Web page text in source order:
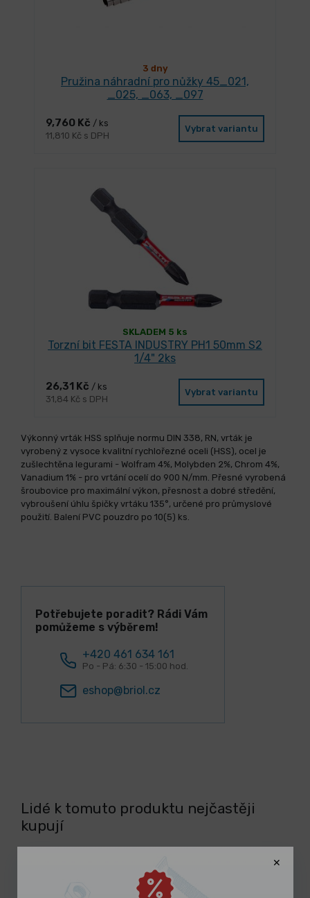
3 dny
Pružina náhradní pro nůžky 45_021,
_025, _063, _097
9,760 Kč / ks
11,810 Kč s DPH
Vybrat variantu
SKLADEM 5 ks
Torzní bit FESTA INDUSTRY PH1 50mm S2
1/4" 2ks
26,31 Kč / ks
31,84 Kč s DPH
Vybrat variantu
Výkonný vrták HSS splňuje normu DIN 338, RN, vrták je
vyrobený z vysoce kvalitní rychlořezné oceli (HSS), ocel je
zušlechtěna legurami - Wolfram 4%, Molybden 2%, Chrom 4%,
Vanadium 1% - pro vrtání ocelí do 900 N/mm. Přesné vyrobená
šroubovice pro maximální výkon, přesnost a dobré středění,
vybroušení úhlu špičky vrtáku 135°, určené pro průmyslové
použití. Balení PVC pouzdro po 10(5) ks.
Potřebujete poradit? Rádi Vám
pomůžeme s výběrem!
+420 461 634 161
Po - Pá: 6:30 - 15:00 hod.
eshop@briol.cz
Lidé k tomuto produktu nejčastěji
kupují